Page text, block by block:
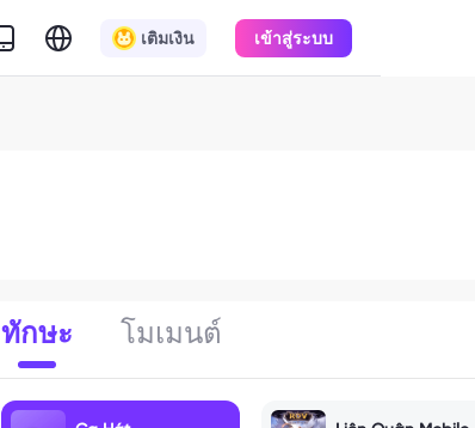
เติมเงิน เข้าสู่ระบบ
ทักษะ โมเมนต์